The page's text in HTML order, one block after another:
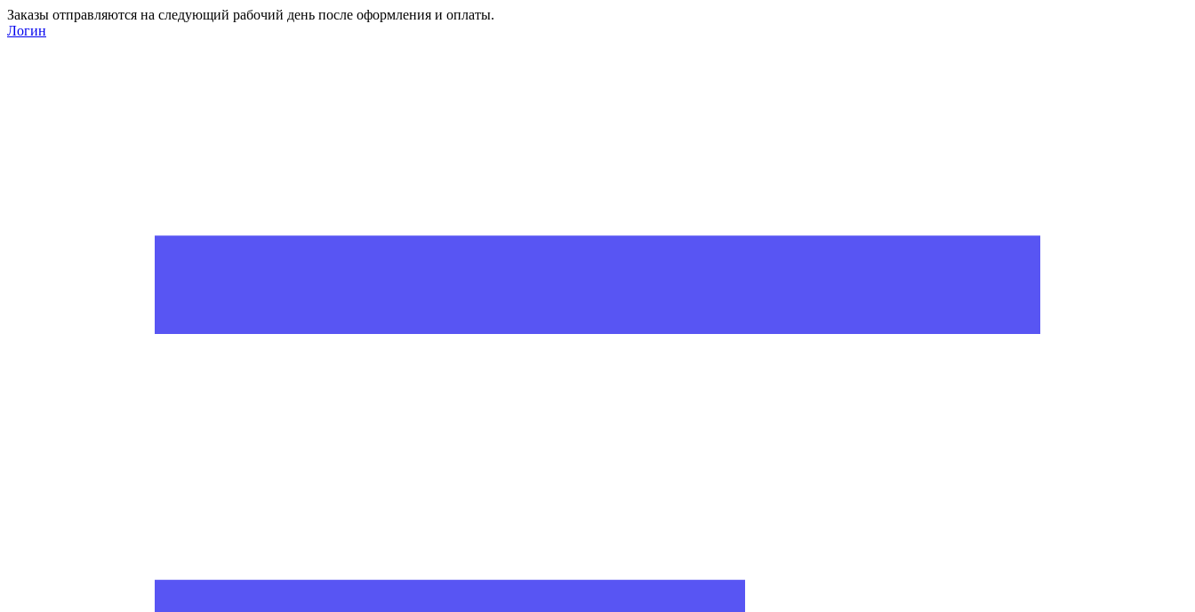
Заказы отправляются на следующий рабочий день после оформления и оплаты.
Логин